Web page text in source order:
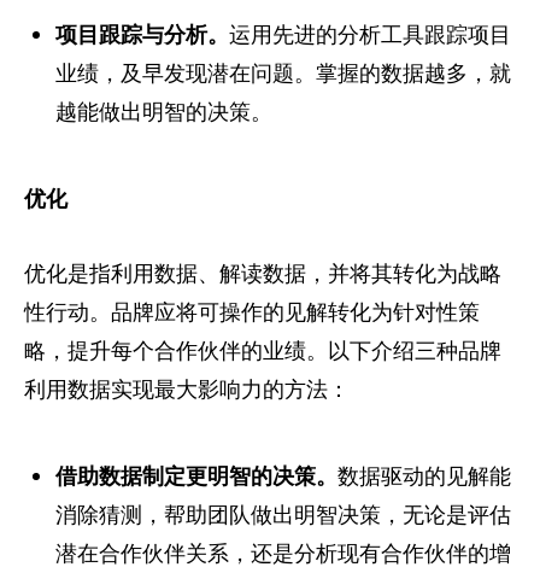
项目跟踪与分析。 运用先进的分析工具跟踪项目
业绩，及早发现潜在问题。掌握的数据越多，就
越能做出明智的决策。
优化
优化是指利用数据、解读数据，并将其转化为战略
性行动。品牌应将可操作的见解转化为针对性策
略，提升每个合作伙伴的业绩。以下介绍三种品牌
利用数据实现最大影响力的方法：
借助数据制定更明智的决策。 数据驱动的见解能
消除猜测，帮助团队做出明智决策，无论是评估
潜在合作伙伴关系，还是分析现有合作伙伴的增